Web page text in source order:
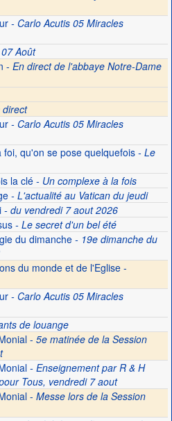
- Carlo Acutis 05 Miracles
Août
- En direct de l'abbaye Notre-Dame
direct
- Carlo Acutis 05 Miracles
qu'on se pose quelquefois- Le
la clé- Un complexe à la fois
- L'actualité au Vatican du jeudi
- du vendredi 7 aout 2026
- Le secret d'un bel été
du dimanche- 19e dimanche du
du monde et de l'Eglise -
- Carlo Acutis 05 Miracles
de louange
- 5e matinée de la Session
- Enseignement par R & H
Tous, vendredi 7 aout
- Messe lors de la Session